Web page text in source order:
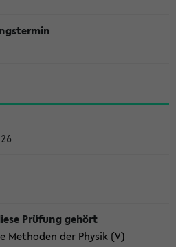
Methoden der Physik (V)